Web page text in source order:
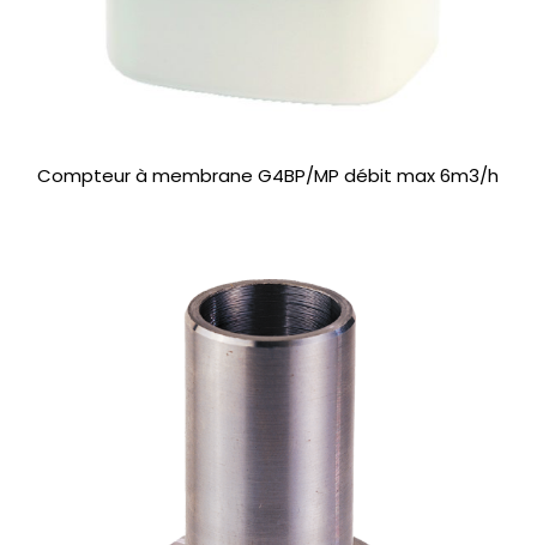
Compteur à membrane G4BP/MP débit max 6m3/h